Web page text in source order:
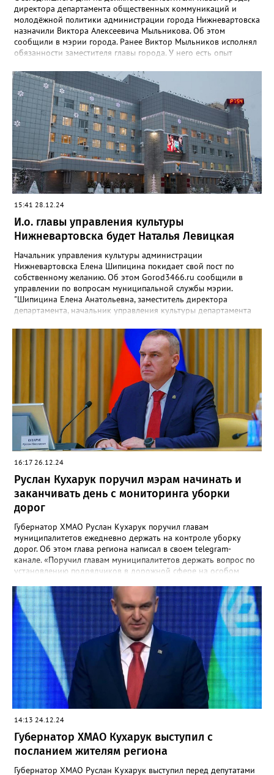
директора департамента общественных коммуникаций и
молодёжной политики администрации города Нижневартовска
назначили Виктора Алексеевича Мыльникова. Об этом
сообщили в мэрии города. Ранее Виктор Мыльников исполнял
обязанности заместителя главы города. У него есть опыт
муниципальной службы, в муниципальных организациях, а
также предприятиях группы «Газпром».
15:41 28.12.24
И.о. главы управления культуры
Нижневартовска будет Наталья Левицкая
Начальник управления культуры администрации
Нижневартовска Елена Шипицина покидает свой пост по
собственному желанию. Об этом Gorod3466.ru сообщили в
управлении по вопросам муниципальной службы мэрии.
"Шипицина Елена Анатольевна, заместитель директора
департамента, начальник управления культуры департамента
собственной инициативе прекращает трудовые отношения.
Последний рабочий день у Шипициной 8 января 2025 года", -
рассказали в управлении. Также там отметили, что исполнять ее
обязанности будет Наталья Левицкая, которая занимает
должность начальника отдела искусств и досуговой
деятельности этого же управления.
16:17 26.12.24
Руслан Кухарук поручил мэрам начинать и
заканчивать день с мониторинга уборки
дорог
Губернатор ХМАО Руслан Кухарук поручил главам
муниципалитетов ежедневно держать на контроле уборку
дорог. Об этом глава региона написал в своем telegram-
канале. «Поручил главам муниципалитетов держать вопрос по
установлению подрядчиков в дорожной сфере на особом
заканчиваться мониторингом ситуации на дорогах.»,- написал
Руслан Кухарук. Он также потребовал проанализировать
требования, которые предъявляются к подрядным
организациям, чтобы не допускать к работе неподготовленные
компании.
14:13 24.12.24
Губернатор ХМАО Кухарук выступил с
посланием жителям региона
Губернатор ХМАО Руслан Кухарук выступил перед депутатами